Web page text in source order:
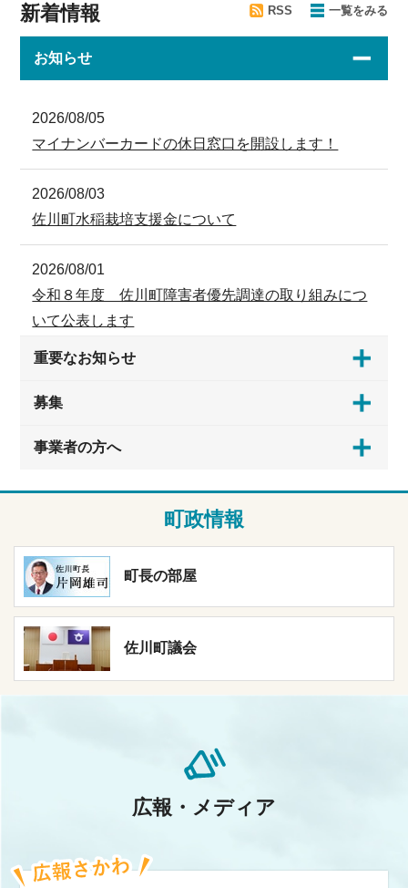
新着情報 RSS 一覧をみる
お知らせ
2026/08/05
マイナンバーカードの休日窓口を開設します！
2026/08/03
佐川町水稲栽培支援金について
2026/08/01
令和８年度 佐川町障害者優先調達の取り組みにつ
いて公表します
2026/08/01
議会だより「さかわ町議会vol.107」
2026/07/31
て
2026/07/31
9/13㈰開催「さかわ de 婚活 vol.10」～自然の中で、
笑顔もご縁もふくらむ１日～
重要なお知らせ
募集
事業者の方へ
町政情報
町長の部屋
佐川町議会
広報・メディア